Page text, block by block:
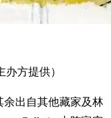
方提供）
余出自其他藏家及林